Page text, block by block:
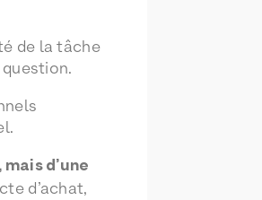
de la tâche
d’une
d’achat,